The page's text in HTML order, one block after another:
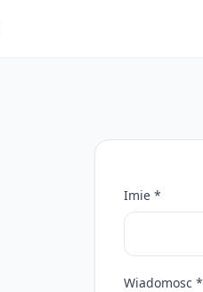
Imie *
Wiadomosc *